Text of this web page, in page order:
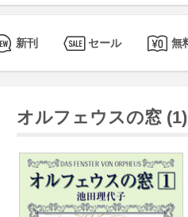
新刊 セール 無
オルフェウスの窓